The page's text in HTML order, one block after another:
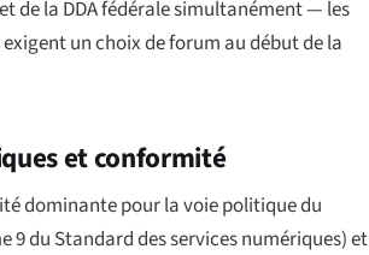
de la DDA fédérale simultanément — les
un choix de forum au début de la
et conformité
dominante pour la voie politique du
9 du Standard des services numériques) et